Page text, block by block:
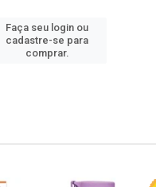
Faça seu login ou
cadastre-se para
comprar.